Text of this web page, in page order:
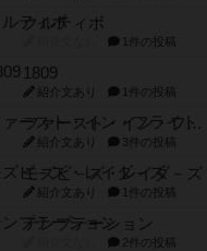
クルティボ
1件の投稿
1809
紹介文あり 1件の投稿
ファースト・イン・フライト
紹介文あり 3件の投稿
モズビ－ズ・レイダ－ズ
紹介文あり 1件の投稿
テンプテーション
2件の投稿